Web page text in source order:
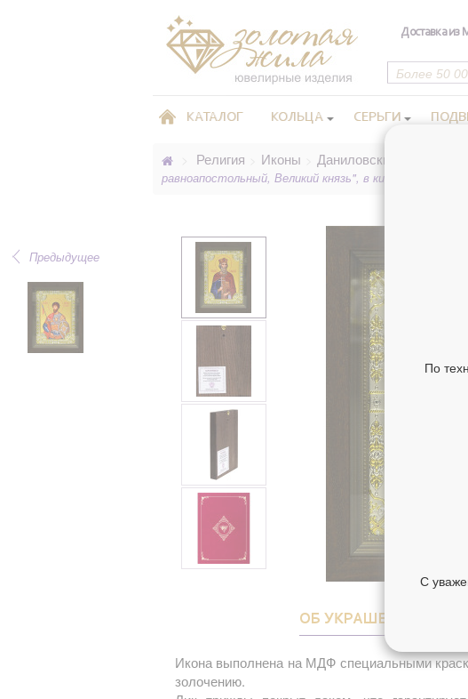
Доставка из
КАТАЛОГ КОЛЬЦА СЕРЬГИ
Религия Иконы Даниловские иконы в
равноапостольный, Великий князь", в киоте 24x30 см
Предыдущее
ОБ УКРАШЕНИИ
Икона выполнена на МДФ специальными
золочению.
По
С